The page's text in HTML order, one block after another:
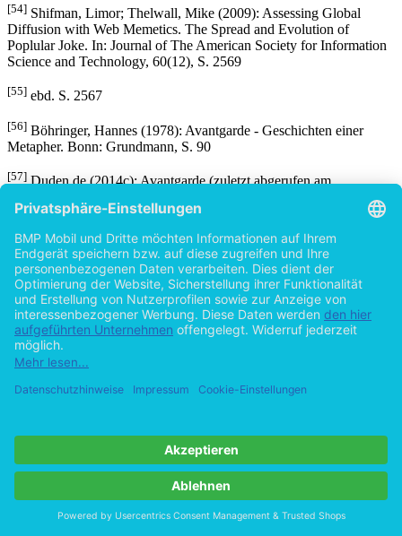
[54] Shifman, Limor; Thelwall, Mike (2009): Assessing Global
Diffusion with Web Memetics. The Spread and Evolution of
Poplular Joke. In: Journal of The American Society for Information
Science and Technology, 60(12), S. 2569
[55] ebd. S. 2567
[56] Böhringer, Hannes (1978): Avantgarde - Geschichten einer
Metapher. Bonn: Grundmann, S. 90
[57]Duden.de (2014c): Avantgarde (zuletzt abgerufen am
Duden.de (2014d): Makrobefehl (zuletzt abgerufen am
22.04.2014)
[59]Wikipedia.org (2014): Image Macro (zuletzt abgerufen am
22.04.2014)
[60] funnyjunk.com (2014): (zuletzt abgerufen am 22.04.2014)
[61]ebd.
[62] Beispiel Image Macro (2014a) (zuletzt abgerufen am
KnowYourMeme.com (2014d): Impact Font (zuletzt abgerufen
am 22.04.2014)
[64]KnowYourMeme.com (2014e): Image Macros (zuletzt
abgerufen am 22.04.2014)